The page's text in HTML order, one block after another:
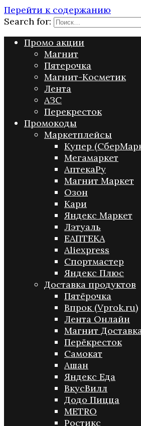
Перейти к содержанию
Search for:
Промо акции
Магнит
Пятерочка
Магнит-Косметик
Лента
АЗС
Перекресток
Промокоды
Маркетплейсы
Купер
Мегамаркет
АптекаРу
Магнит Маркет
Озон
Кари
Яндекс Маркет
Лэтуаль
ЕАПТЕКА
Aliexpress
Спортмастер
Яндекс Плюс
Доставка продуктов
Пятёрочка
Впрок (Vprok.ru)
Лента Онлайн
Магнит
Перёкресток
Самокат
Ашан
Яндекс Еда
ВкусВилл
Додо Пицца
METRO
Ростикс